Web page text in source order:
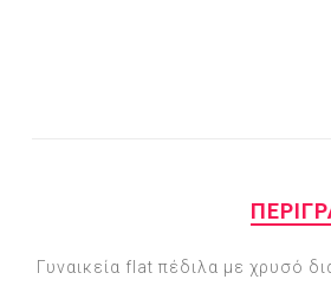
Γυναικεία flat πέδιλα με χρυσό